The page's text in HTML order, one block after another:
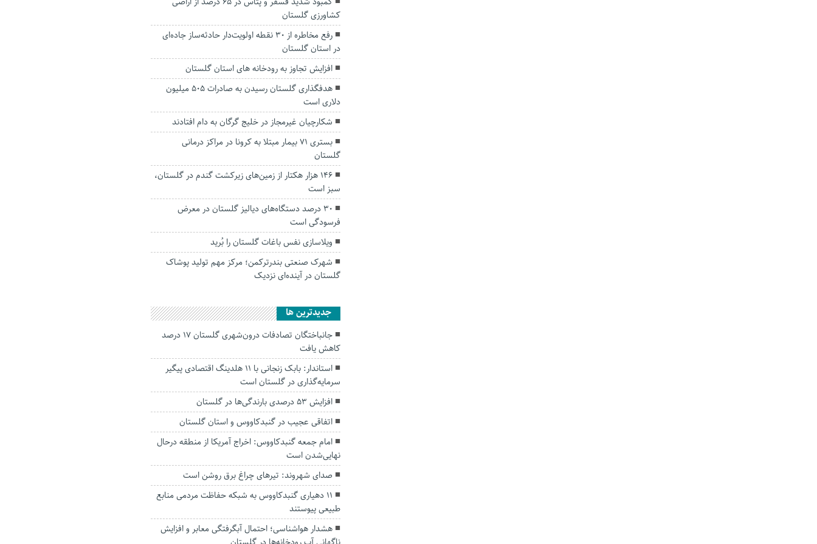
کشاورزی گلستان
رفع مخاطره از ۳۰ نقطه اولویت‌دار حادثه‌ساز جاده‌ای
در استان گلستان
افزایش تجاوز به رودخانه های استان گلستان
هدفگذاری گلستان رسیدن به صادرات ۵۰۵ میلیون
دلاری است
شکارچیان غیرمجاز در خلیج گرگان به دام افتادند
بستری ۷۱ بیمار مبتلا به کرونا در مراکز درمانی
گلستان
۱۴۶ هزار هکتار از زمین‌های زیرکشت گندم در گلستان،
سبز است
۳۰ درصد دستگاه‌های دیالیز گلستان در معرض
فرسودگی است
ویلاسازی نفس باغات گلستان را بُرید
شهرک صنعتی بندرترکمن؛ مرکز مهم تولید پوشاک
گلستان در آینده‌ای نزدیک
جديدترين ها
جانباختگان تصادفات درون‌شهری گلستان ۱۷ درصد
کاهش یافت
استاندار: بابک زنجانی با ۱۱ هلدینگ اقتصادی پیگیر
سرمایه‌گذاری در گلستان است
افزایش ۵۳ درصدی بارندگی‌ها در گلستان
اتفاقی عجیب در‌ گنبدکاووس و استان گلستان
امام جمعه گنبدکاووس: اخراج آمریکا از منطقه درحال
نهایی‌شدن است
صدای شهروند: تیرهای چراغ برق روشن است
۱۱ دهیاری گنبدکاووس به شبکه حفاظت مردمی منابع
طبیعی پیوستند
هشدار هواشناسی؛ احتمال آبگرفتگی معابر و افزایش